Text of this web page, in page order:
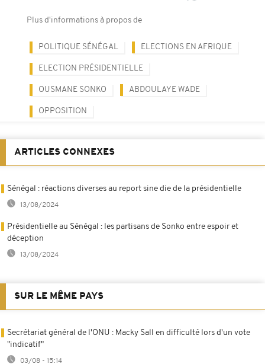
Plus d'informations à propos de
POLITIQUE SÉNÉGAL ELECTIONS EN AFRIQUE
ELECTION PRÉSIDENTIELLE
OUSMANE SONKO ABDOULAYE WADE
OPPOSITION
ARTICLES CONNEXES
Sénégal : réactions diverses au report sine die de la présidentielle
13/08/2024
Présidentielle au Sénégal : les partisans de Sonko entre espoir et
déception
13/08/2024
SUR LE MÊME PAYS
Secrétariat général de l'ONU : Macky Sall en difficulté lors d'un vote
"indicatif"
03/08 - 15:14